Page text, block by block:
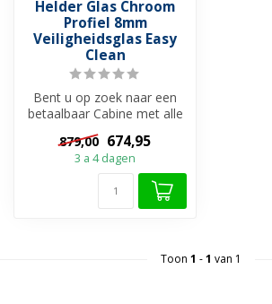
Helder Glas Chroom
Profiel 8mm
Veiligheidsglas Easy
Clean
Bent u op zoek naar een
betaalbaar Cabine met alle
luxe en gebruiksgemak en
bove...
879,00 674,95
3 a 4 dagen
Toon 1 -1 van 1